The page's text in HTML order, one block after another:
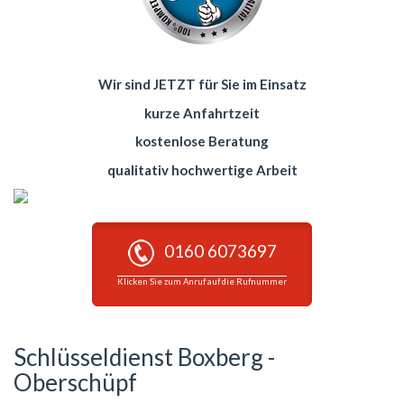
Wir sind JETZT für Sie im Einsatz
kurze Anfahrtzeit
kostenlose Beratung
qualitativ hochwertige Arbeit
0160 6073697
Klicken Sie zum Anruf auf die Rufnummer
Schlüsseldienst Boxberg -
Oberschüpf